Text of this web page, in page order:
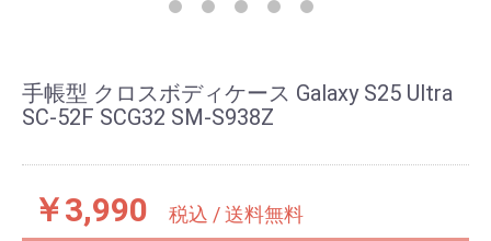
手帳型 クロスボディケース Galaxy S25 Ultra
SC-52F SCG32 SM-S938Z
￥3,990 税込 / 送料無料